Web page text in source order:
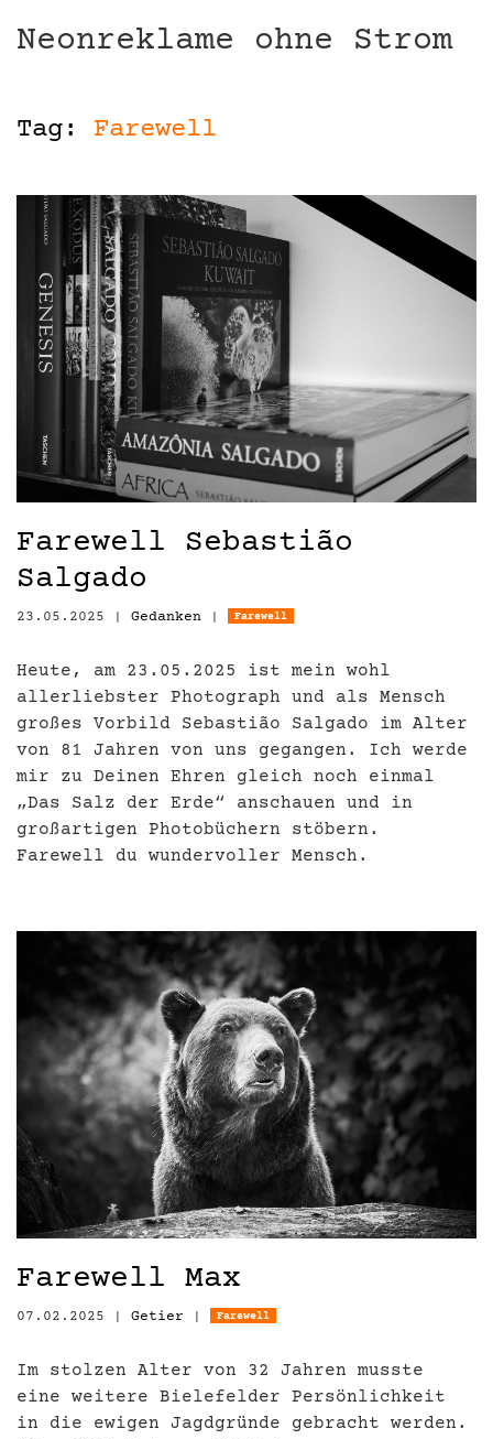
Neonreklame ohne Strom
Tag: Farewell
Farewell Sebastião
Salgado
23.05.2025 | Gedanken | Farewell
Heute, am 23.05.2025 ist mein wohl
allerliebster Photograph und als Mensch
großes Vorbild Sebastião Salgado im Alter
von 81 Jahren von uns gegangen. Ich werde
mir zu Deinen Ehren gleich noch einmal
„Das Salz der Erde“ anschauen und in
großartigen Photobüchern stöbern.
Farewell du wundervoller Mensch.
Farewell Max
07.02.2025 | Getier | Farewell
Im stolzen Alter von 32 Jahren musste
eine weitere Bielefelder Persönlichkeit
in die ewigen Jagdgründe gebracht werden.